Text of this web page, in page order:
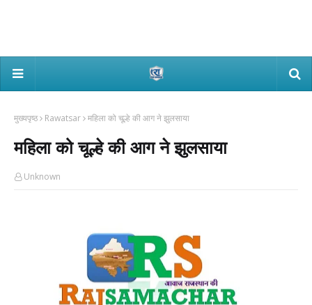
मुख्यपृष्ठ Rawatsar महिला को चूल्हे की आग ने झुलसाया
महिला को चूल्हे की आग ने झुलसाया
Unknown